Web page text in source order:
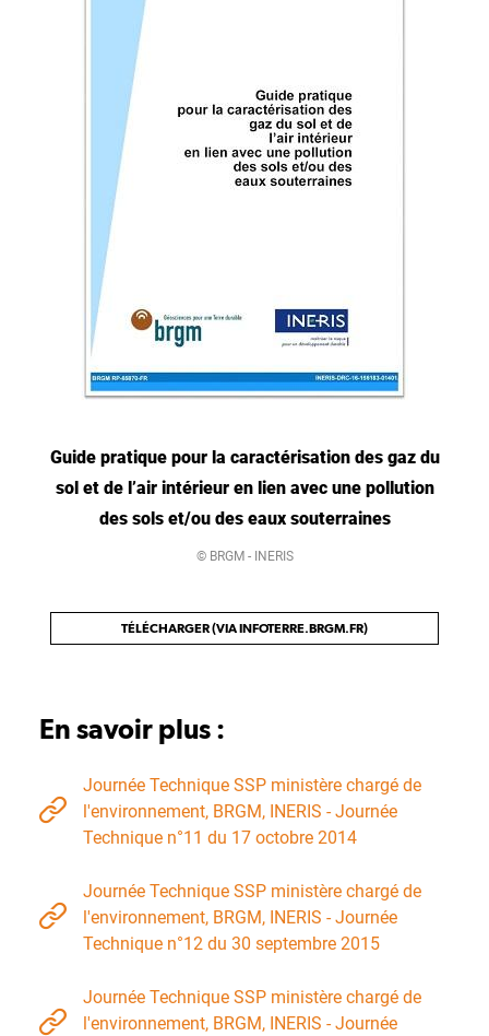
Guide pratique pour la caractérisation des gaz du
sol et de l’air intérieur en lien avec une pollution
des sols et/ou des eaux souterraines
© BRGM - INERIS
TÉLÉCHARGER (VIA INFOTERRE.BRGM.FR)
En savoir plus :
Journée Technique SSP ministère chargé de
l'environnement, BRGM, INERIS - Journée
Technique n°11 du 17 octobre 2014
Journée Technique SSP ministère chargé de
l'environnement, BRGM, INERIS - Journée
Technique n°12 du 30 septembre 2015
Journée Technique SSP ministère chargé de
l'environnement, BRGM, INERIS - Journée